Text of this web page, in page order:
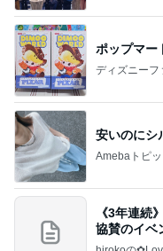
ポップマ
ディズニー
安いのにシ
Amebaトピ
《3年連
協賛のイベ
すぎ